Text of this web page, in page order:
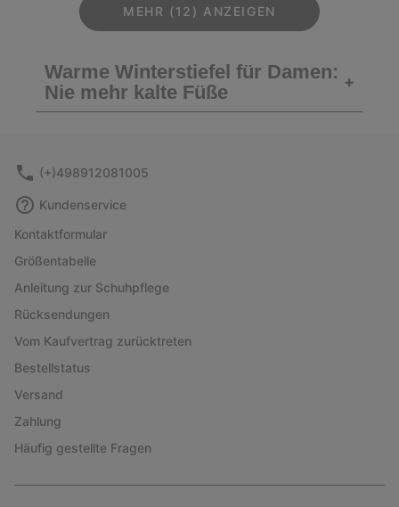
MEHR (12) ANZEIGEN
Warme Winterstiefel für Damen:
Nie mehr kalte Füße
+
(+)498912081005
Kundenservice
Kontaktformular
Größentabelle
Anleitung zur Schuhpflege
Rücksendungen
Vom Kaufvertrag zurücktreten
Bestellstatus
Versand
Zahlung
Häufig gestellte Fragen